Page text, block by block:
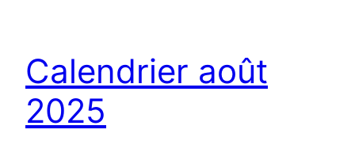
Calendrier août
2025